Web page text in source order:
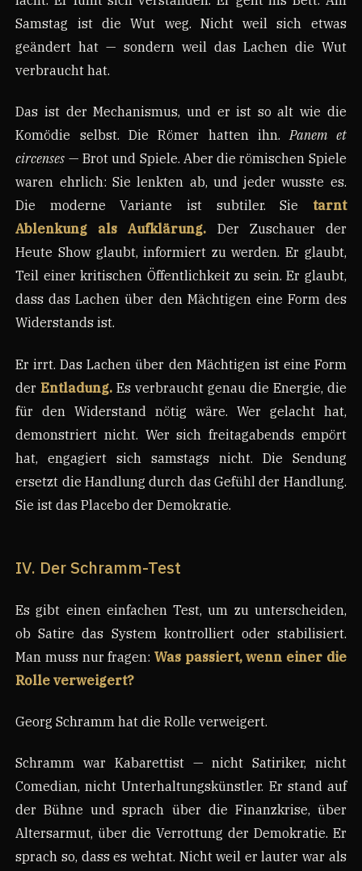
Samstag ist die Wut weg. Nicht weil sich etwas
geändert hat — sondern weil das Lachen die Wut
verbraucht hat.
Das ist der Mechanismus, und er ist so alt wie die
Komödie selbst. Die Römer hatten ihn.Panem et
circenses — Brot und Spiele. Aber die römischen Spiele
waren ehrlich: Sie lenkten ab, und jeder wusste es.
Die moderne Variante ist subtiler. Sie tarnt
Ablenkung als Aufklärung. Der Zuschauer der
Heute Show glaubt, informiert zu werden. Er glaubt,
Teil einer kritischen Öffentlichkeit zu sein. Er glaubt,
dass das Lachen über den Mächtigen eine Form des
Widerstands ist.
Er irrt. Das Lachen über den Mächtigen ist eine Form
derEntladung. Es verbraucht genau die Energie, die
für den Widerstand nötig wäre. Wer gelacht hat,
demonstriert nicht. Wer sich freitagabends empört
hat, engagiert sich samstags nicht. Die Sendung
ersetzt die Handlung durch das Gefühl der Handlung.
Sie ist das Placebo der Demokratie.
IV. Der Schramm-Test
Es gibt einen einfachen Test, um zu unterscheiden,
ob Satire das System kontrolliert oder stabilisiert.
Man muss nur fragen: Was passiert, wenn einer die
Rolle verweigert?
Georg Schramm hat die Rolle verweigert.
Schramm war Kabarettist — nicht Satiriker, nicht
Comedian, nicht Unterhaltungskünstler. Er stand auf
der Bühne und sprach über die Finanzkrise, über
Altersarmut, über die Verrottung der Demokratie. Er
sprach so, dass es wehtat. Nicht weil er lauter war als